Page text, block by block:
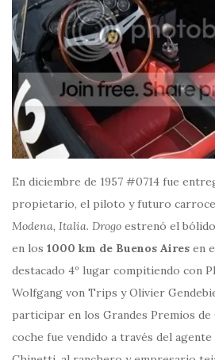
En diciembre de 1957 #0714 fue
propietario, el piloto y futuro
Modena, Italia. Drogo estrenó el
en los 1000 km de Buenos Aires en
destacado 4º lugar compitiendo con
Wolfgang von Trips y Olivier
participar en los Grandes Premios de
coche fue vendido a través del